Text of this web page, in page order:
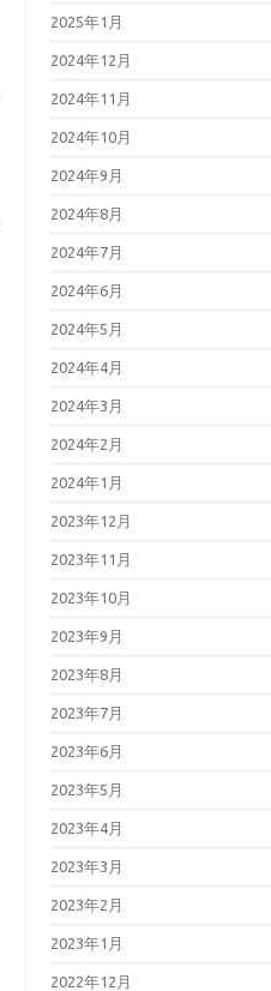
2025年1月
2024年12月
2024年11月
2024年10月
2024年9月
2024年8月
2024年7月
2024年6月
2024年5月
2024年4月
2024年3月
2024年2月
2024年1月
2023年12月
2023年11月
2023年10月
2023年9月
2023年8月
2023年7月
2023年6月
2023年5月
2023年4月
2023年3月
2023年2月
2023年1月
2022年12月